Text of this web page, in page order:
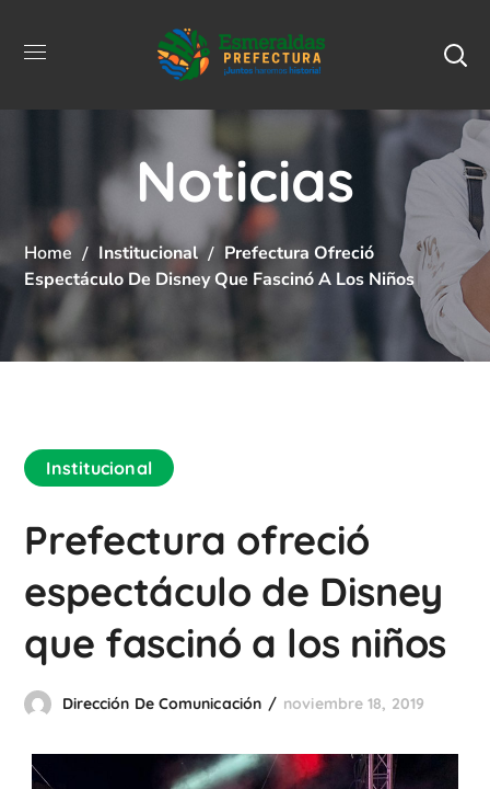
Noticias
Home Institucional
Prefectura Ofreció
Espectáculo De Disney Que Fascinó A Los Niños
Institucional
Prefectura ofreció
espectáculo de Disney
que fascinó a los niños
Dirección De Comunicación noviembre 18, 2019